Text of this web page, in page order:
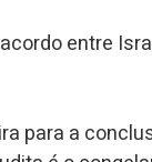
entre
para a